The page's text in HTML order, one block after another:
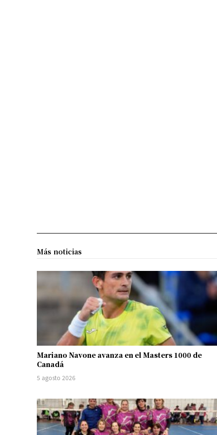
Más noticias
Mariano Navone avanza en el Masters 1000 de
Canadá
5 agosto 2026